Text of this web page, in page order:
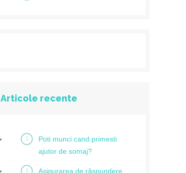
Articole recente
Poti munci cand primesti
ajutor de somaj?
Asigurarea de răspundere